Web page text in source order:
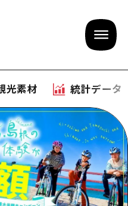
光素材 統計データ
広島
グラム
コース
光スポット
観光素材